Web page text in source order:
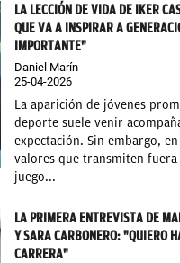
LA LECCIÓN DE VIDA DE IKER
QUE VA A INSPIRAR A
IMPORTANTE"
Daniel Marín
25-04-2026
La aparición de jóvenes
deporte suele venir
expectación. Sin embargo,
valores que transmiten
juego...
LA PRIMERA ENTREVISTA DE
Y SARA CARBONERO: "QUIERO
CARRERA"